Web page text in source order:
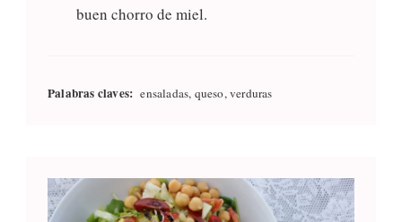
buen chorro de miel.
Palabras claves: ensaladas, queso, verduras